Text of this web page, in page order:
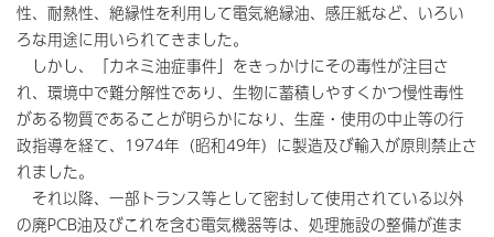
性、耐熱性、絶縁性を利用して電気絶縁油、感圧紙など、いろい
ろな用途に用いられてきました。
しかし、「カネミ油症事件」をきっかけにその毒性が注目さ
れ、環境中で難分解性であり、生物に蓄積しやすくかつ慢性毒性
がある物質であることが明らかになり、生産・使用の中止等の行
政指導を経て、1974年（昭和49年）に製造及び輸入が原則禁止さ
れました。
それ以降、一部トランス等として密封して使用されている以外
の廃PCB油及びこれを含む電気機器等は、処理施設の整備が進ま